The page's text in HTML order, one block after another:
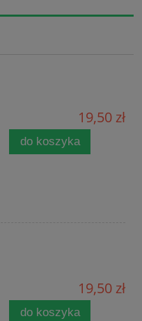
19,50 zł
do koszyka
19,50 zł
do koszyka